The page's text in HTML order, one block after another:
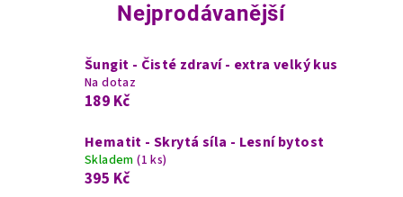
Nejprodávanější
Šungit - Čisté zdraví - extra velký kus
Na dotaz
189 Kč
Hematit - Skrytá síla - Lesní bytost
Skladem(1 ks)
395 Kč